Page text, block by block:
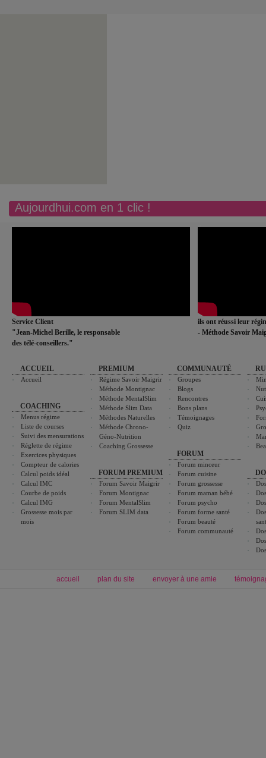
Aujourdhui.com en 1 clic !
Service Client
"Jean-Michel Berille, le responsable
des télé-conseillers."
ils ont réussi leur
- Méthode Savoir
ACCUEIL
Accueil
COACHING
Menus régime
Liste de courses
Suivi des mensurations
Réglette de régime
Exercices physiques
Compteur de calories
Calcul poids idéal
Calcul IMC
Courbe de poids
Calcul IMG
Grossesse mois par
mois
PREMIUM
Régime Savoir Maigrir
Méthode Montignac
Méthode MentalSlim
Méthode Slim Data
Méthodes Naturelles
Méthode Chrono-
Géno-Nutrition
Coaching Grossesse
FORUM PREMIUM
Forum Savoir Maigrir
Forum Montignac
Forum MentalSlim
Forum SLIM data
COMMUNAUTÉ
Groupes
Blogs
Rencontres
Bons plans
Témoignages
Quiz
FORUM
Forum minceur
Forum cuisine
Forum grossesse
Forum maman bébé
Forum psycho
Forum forme santé
Forum beauté
Forum communauté
accueil plan du site envoyer à une amie